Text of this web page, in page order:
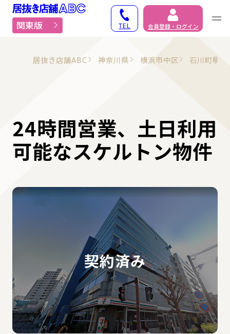
居抜き物件・貸店舗で
関東版 TEL 会員登録・ログイン
居抜き店舗ABC 神奈川県 横浜市中区 石川町駅
24時間営業、土日利用
可能なスケルトン物件